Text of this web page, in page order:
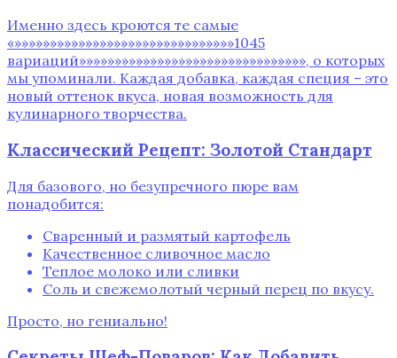
Именно здесь кроются те самые
«»»»»»»»»»»»»»»»»»»»»»»»»»»»»»»»1045
вариаций»»»»»»»»»»»»»»»»»»»»»»»»»»»»»»»»‚ о которых
мы упоминали. Каждая добавка‚ каждая специя – это
новый оттенок вкуса‚ новая возможность для
кулинарного творчества.
Классический Рецепт: Золотой Стандарт
Для базового‚ но безупречного пюре вам
понадобится:
Сваренный и размятый картофель
Качественное сливочное масло
Теплое молоко или сливки
Соль и свежемолотый черный перец по вкусу.
Просто‚ но гениально!